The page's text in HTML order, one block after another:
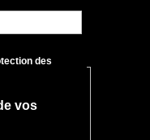
des
vos